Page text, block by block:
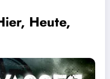
Heute,